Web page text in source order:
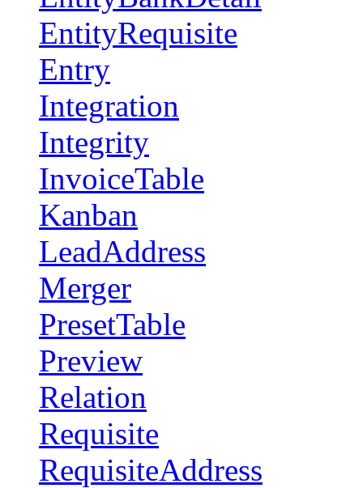
EntityRequisite
Entry
Integration
Integrity
InvoiceTable
Kanban
LeadAddress
Merger
PresetTable
Preview
Relation
Requisite
RequisiteAddress